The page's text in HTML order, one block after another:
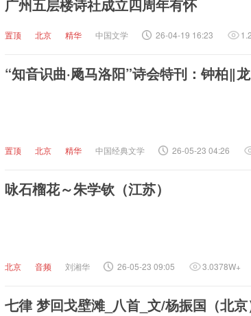
广州五层楼诗社成立四周年有怀
置顶 北京 精华 中国文学 26-04-19 16:23
“知音识曲·飏马洛阳”诗会特刊：钟柏‖
置顶 北京 精华 中国经典文学 26-05-23 04:26
咏石榴花～朱学钦（江苏）
北京 音频 刘湘华 26-05-23 09:05 3.0378W+
七律 梦回戈壁滩_八首_文/杨振国（北